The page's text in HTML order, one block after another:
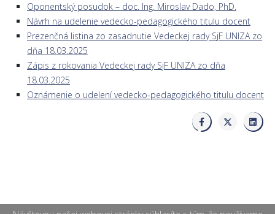
Oponentský posudok – doc. Ing. Miroslav Dado, PhD.
Návrh na udelenie vedecko-pedagogického titulu docent
Prezenčná listina zo zasadnutie Vedeckej rady SjF UNIZA zo
dňa 18.03.2025
Zápis z rokovania Vedeckej rady SjF UNIZA zo dňa
18.03.2025
Oznámenie o udelení vedecko-pedagogického titulu docent